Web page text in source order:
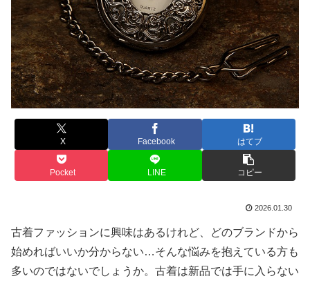
X Facebook はてブ
Pocket LINE コピー
2026.01.30
古着ファッションに興味はあるけれど、どのブランドから
始めればいいか分からない…そんな悩みを抱えている方も
多いのではないでしょうか。古着は新品では手に入らない